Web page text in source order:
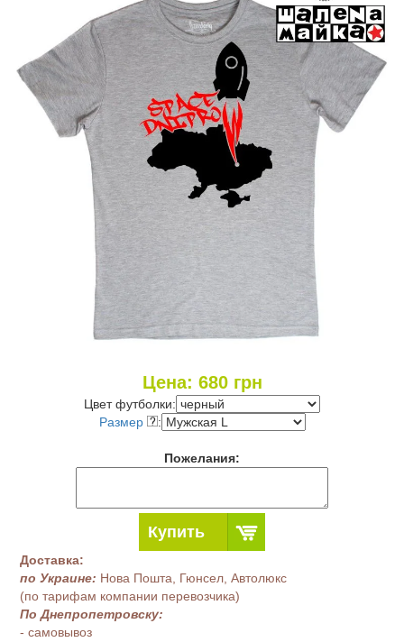
Цена: 680грн
Цвет футболки:
Размер
:
Пожелания:
Купить
Доставка:
по Украине: Нова Пошта, Гюнсел, Автолюкс
(по тарифам компании перевозчика)
По Днепропетровску:
- самовывоз